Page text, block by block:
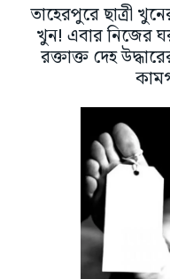
তাহেরপুরে ছাত্রী
খুন! এবার নিজের ঘর
রক্তাক্ত দেহ